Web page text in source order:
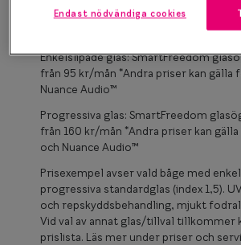
Enkelslipade glas: SmartFreedom
från 95 kr/mån *Andra priser kan gälla
Nuance Audio™
Progressiva glas: SmartFreedom
från 160 kr/mån *Andra priser kan gälla
och Nuance Audio™
Prisexempel avser vald båge med
progressiva standardglas (index 1,5).
och repskyddsbehandling, mjukt
Vid val av annat glas/tillval tillkommer
prislista. Läs mer under priser och
Endast nödvändiga cookies